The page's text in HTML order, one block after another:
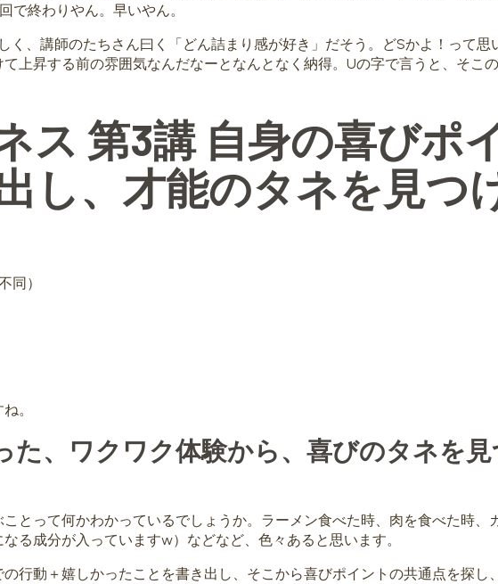
で終わりやん。早いやん。
く、講師のたちさん曰く「どん詰まり感が好き」だそう。どSかよ！って思
上昇する前の雰囲気なんだなーとなんとなく納得。Uの字で言うと、そこ
ス 第3講 自身の喜びポ
し、才能のタネを見つ
同）
。
た、ワクワク体験から、喜びのタネを
とって何かわかっているでしょうか。ラーメン食べた時、肉を食べた時、
る成分が入っていますw）などなど、色々あると思います。
行動＋嬉しかったことを書き出し、そこから喜びポイントの共通点を探し